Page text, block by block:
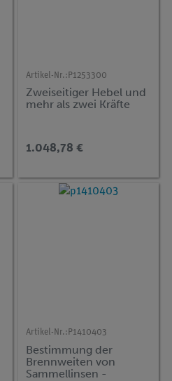
Artikel-Nr.: P1253300
Zweiseitiger Hebel und
mehr als zwei Kräfte
1.048,78 €
Artikel-Nr.: P1410403
Bestimmung der
Brennweiten von
Sammellinsen -